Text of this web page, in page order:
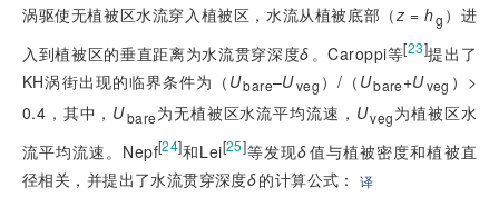
涡驱使无植被区水流穿入植被区，水流从植被底部（z = hg ）进
入到植被区的垂直距离为水流贯穿深度δ 。Caroppi等[23]提出了
KH涡街出现的临界条件为（ Ubare–Uveg ）/（ Ubare+Uveg ） >
0.4，其中， Ubare为无植被区水流平均流速， Uveg为植被区水
流平均流速。Nepf[24]和Lei[25]等发现δ值与植被密度和植被直
径相关，并提出了水流贯穿深度δ的计算公式： 译